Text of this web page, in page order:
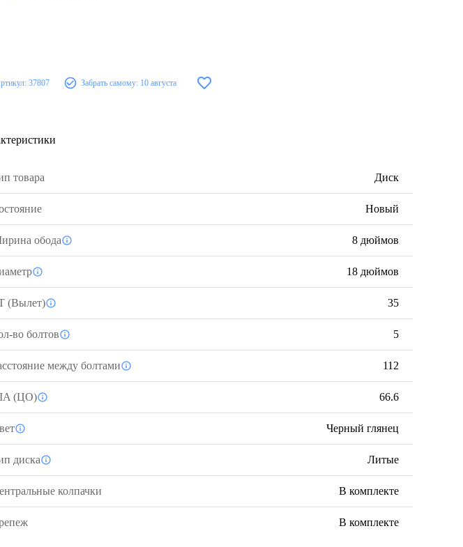
37807 Забрать самому: 10 августа
товара Диск
Новый
обода 8 дюймов
18 дюймов
(Вылет) 35
во болтов 5
между болтами 112
(ЦО) 66.6
Черный глянец
диска Литые
колпачки В комплекте
В комплекте